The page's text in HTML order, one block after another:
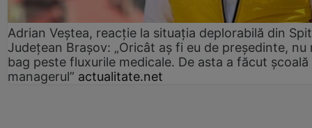
Adrian Veștea, reacție la situația deplorabilă din
Județean Brașov: „Oricât aș fi eu de președinte, nu
bag peste fluxurile medicale. De asta a făcut școală
managerul” actualitate.net